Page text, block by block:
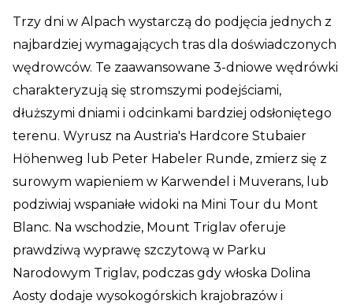
Trzy dni w Alpach wystarczą do podjęcia jednych z
najbardziej wymagających tras dla doświadczonych
wędrowców. Te zaawansowane 3-dniowe wędrówki
charakteryzują się stromszymi podejściami,
dłuższymi dniami i odcinkami bardziej odsłoniętego
terenu. Wyrusz na Austria's Hardcore Stubaier
Höhenweg lub Peter Habeler Runde, zmierz się z
surowym wapieniem w Karwendel i Muverans, lub
podziwiaj wspaniałe widoki na Mini Tour du Mont
Blanc. Na wschodzie, Mount Triglav oferuje
prawdziwą wyprawę szczytową w Parku
Narodowym Triglav, podczas gdy włoska Dolina
Aosty dodaje wysokogórskich krajobrazów i